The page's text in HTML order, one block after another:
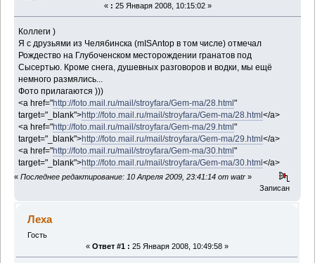
« : 25 Января 2008, 10:15:02 »
Коллеги )
Я с друзьями из Челябинска (mISAntop в том числе) отмечал
Рождество на Глубоченском месторождении гранатов под
Сысертью. Кроме снега, душевных разговоров и водки, мы ещё
немного размялись...
Фото прилагаются )))
<a href="http://foto.mail.ru/mail/stroyfara/Gem-ma/28.html"
target="_blank">http://foto.mail.ru/mail/stroyfara/Gem-ma/28.html</a>
<a href="http://foto.mail.ru/mail/stroyfara/Gem-ma/29.html"
target="_blank">http://foto.mail.ru/mail/stroyfara/Gem-ma/29.html</a>
<a href="http://foto.mail.ru/mail/stroyfara/Gem-ma/30.html"
target="_blank">http://foto.mail.ru/mail/stroyfara/Gem-ma/30.html</a>
« Последнее редактирование: 10 Апреля 2009, 23:41:14 от watr »
Записан
Леха
Гость
« Ответ #1 : 25 Января 2008, 10:49:58 »